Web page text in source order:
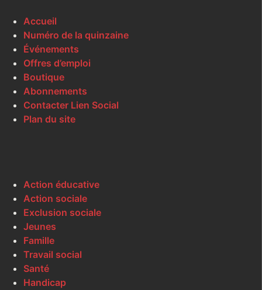
Accueil
Numéro de la quinzaine
Événements
Offres d’emploi
Boutique
Abonnements
Contacter Lien Social
Plan du site
Action éducative
Action sociale
Exclusion sociale
Jeunes
Famille
Travail social
Santé
Handicap